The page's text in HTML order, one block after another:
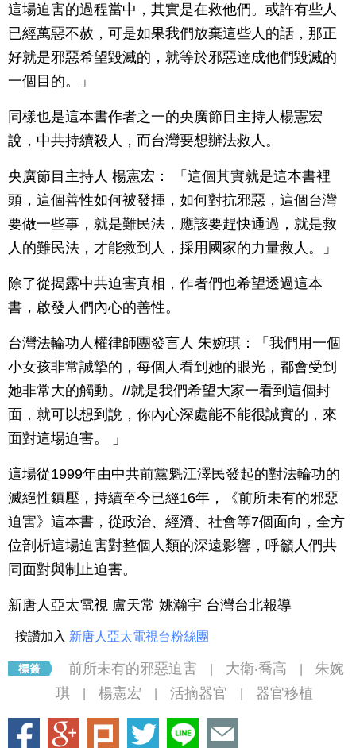
這場迫害的過程當中，其實是在救他們。或許有些人
已經萬惡不赦，可是如果我們放棄這些人的話，那正
好就是邪惡希望毀滅的，就等於邪惡達成他們毀滅的
一個目的。」
同樣也是這本書作者之一的央廣節目主持人楊憲宏
說，中共持續殺人，而台灣要想辦法救人。
央廣節目主持人 楊憲宏： 「這個其實就是這本書裡
頭，這個善性如何被發揮，如何對抗邪惡，這個台灣
要做一些事，就是難民法，應該要趕快通過，就是救
人的難民法，才能救到人，採用國家的力量救人。」
除了從揭露中共迫害真相，作者們也希望透過這本
書，啟發人們內心的善性。
台灣法輪功人權律師團發言人 朱婉琪：「我們用一個
小女孩非常誠摯的，每個人看到她的眼光，都會受到
她非常大的觸動。//就是我們希望大家一看到這個封
面，就可以想到說，你內心深處能不能很誠實的，來
面對這場迫害。 」
這場從1999年由中共前黨魁江澤民發起的對法輪功的
滅絕性鎮壓，持續至今已經16年，《前所未有的邪惡
迫害》這本書，從政治、經濟、社會等7個面向，全方
位剖析這場迫害對整個人類的深遠影響，呼籲人們共
同面對與制止迫害。
新唐人亞太電視 盧天常 姚瀚宇 台灣台北報導
按讚加入 新唐人亞太電視台粉絲團
前所未有的邪惡迫害 大衛‧喬高
朱婉
琪
楊憲宏 活摘器官 器官移植